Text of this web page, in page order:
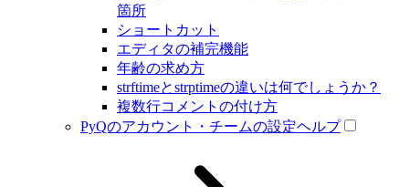
箇所
ショートカット
エディタの補完機能
年齢の求め方
strftimeとstrptimeの違いは何でしょうか？
複数行コメントの付け方
PyQのアカウント・チームの設定ヘルプ